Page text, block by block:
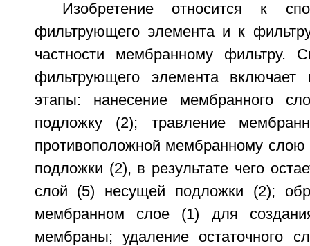
Изобретение относится к
фильтрующего элемента и к
частности мембранному фильтру.
фильтрующего элемента
этапы: нанесение мембранного
подложку (2); травление
противоположной мембранному слою
подложки (2), в результате чего
слой (5) несущей подложки (2);
мембранном слое (1) для
мембраны; удаление остаточного